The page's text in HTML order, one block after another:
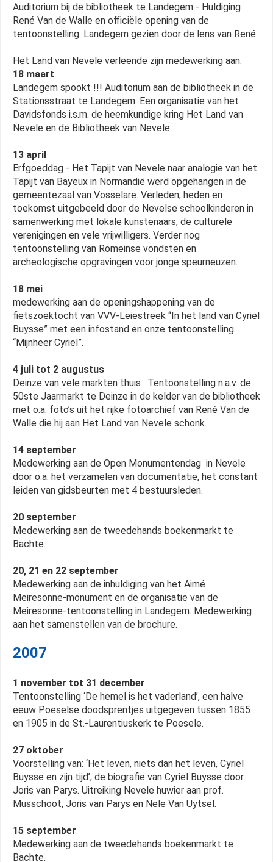
Auditorium bij de bibliotheek te Landegem - Huldiging
René Van de Walle en officiële opening van de
tentoonstelling: Landegem gezien door de lens van René.
Het Land van Nevele verleende zijn medewerking aan:
18 maart
Landegem spookt !!! Auditorium aan de bibliotheek in de
Stationsstraat te Landegem. Een organisatie van het
Davidsfonds i.s.m. de heemkundige kring Het Land van
Nevele en de Bibliotheek van Nevele.
13 april
Erfgoeddag - Het Tapijt van Nevele naar analogie van het
Tapijt van Bayeux in Normandië werd opgehangen in de
gemeentezaal van Vosselare. Verleden, heden en
toekomst uitgebeeld door de Nevelse schoolkinderen in
samenwerking met lokale kunstenaars, de culturele
verenigingen en vele vrijwilligers. Verder nog
tentoonstelling van Romeinse vondsten en
archeologische opgravingen voor jonge speurneuzen.
18 mei
medewerking aan de openingshappening van de
fietszoektocht van VVV-Leiestreek “In het land van Cyriel
Buysse” met een infostand en onze tentoonstelling
“Mijnheer Cyriel”.
4 juli tot 2 augustus
Deinze van vele markten thuis : Tentoonstelling n.a.v. de
50ste Jaarmarkt te Deinze in de kelder van de bibliotheek
met o.a. foto’s uit het rijke fotoarchief van René Van de
Walle die hij aan Het Land van Nevele schonk.
14 september
Medewerking aan de Open Monumentendag in Nevele
door o.a. het verzamelen van documentatie, het constant
leiden van gidsbeurten met 4 bestuursleden.
20 september
Medewerking aan de tweedehands boekenmarkt te
Bachte.
20, 21 en 22 september
Medewerking aan de inhuldiging van het Aimé
Meiresonne-monument en de organisatie van de
Meiresonne-tentoonstelling in Landegem. Medewerking
aan het samenstellen van de brochure.
2007
1 november tot 31 december
Tentoonstelling ‘De hemel is het vaderland’, een halve
eeuw Poeselse doodsprentjes uitgegeven tussen 1855
en 1905 in de St.-Laurentiuskerk te Poesele.
27 oktober
Voorstelling van: ‘Het leven, niets dan het leven, Cyriel
Buysse en zijn tijd’, de biografie van Cyriel Buysse door
Joris van Parys. Uitreiking Nevele huwier aan prof.
Musschoot, Joris van Parys en Nele Van Uytsel.
15 september
Medewerking aan de tweedehands boekenmarkt te
Bachte.